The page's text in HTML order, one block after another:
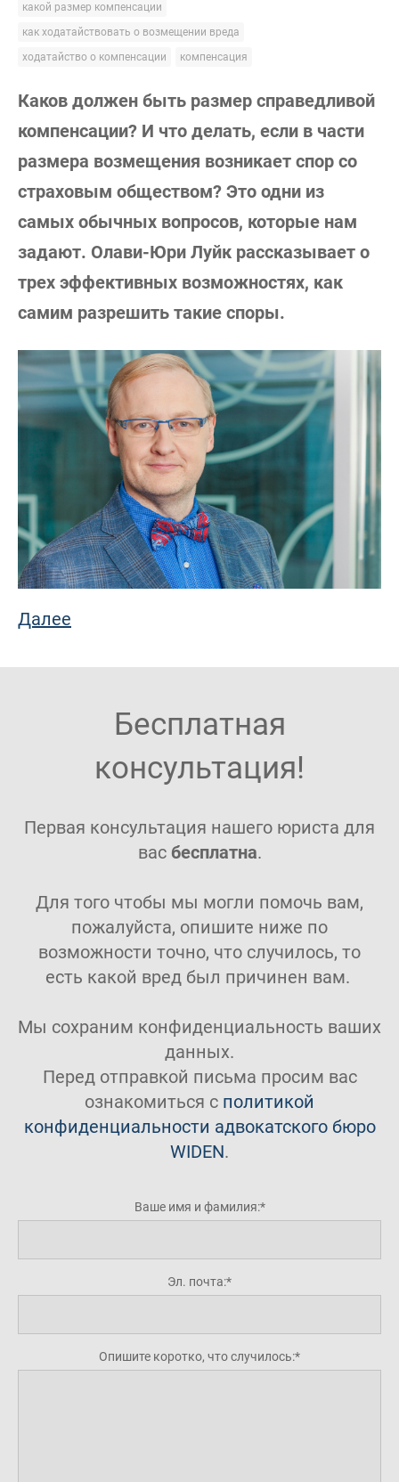
какой размер компенсации
как ходатайствовать о возмещении вреда
ходатайство о компенсации
компенсация
Каков должен быть размер справедливой
компенсации? И что делать, если в части
размера возмещения возникает спор со
страховым обществом? Это одни из
самых обычных вопросов, которые нам
задают. Олави-Юри Луйк рассказывает о
трех эффективных возможностях, как
самим разрешить такие споры.
Далее
Бесплатная
консультация!
Первая консультация нашего юриста для
вас бесплатна.
Для того чтобы мы могли помочь вам,
пожалуйста, опишите ниже по
возможности точно, что случилось, то
есть какой вред был причинен вам.
Мы сохраним конфиденциальность ваших
данных.
Перед отправкой письма просим вас
ознакомиться с политикой
конфиденциальности адвокатского бюро
WIDEN.
Ваше имя и фамилия:
Эл. почта:
Опишите коротко, что случилось: